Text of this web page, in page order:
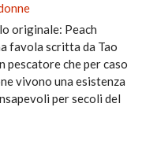
originale: Peach
favola scritta da Tao
pescatore che per caso
vivono una esistenza
per secoli del